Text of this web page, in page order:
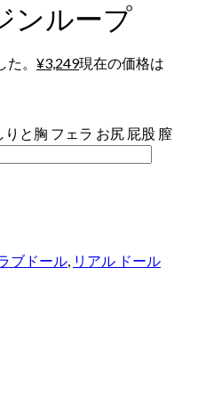
ンループ
。 ¥3,249現在の価格は
と胸 フェラ お尻 屁股 膣
ブドール, リアル ドール